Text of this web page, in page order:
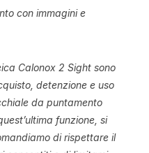
con immagini e
Calonox 2 Sight sono
detenzione e uso
da puntamento
funzione, si
di rispettare il